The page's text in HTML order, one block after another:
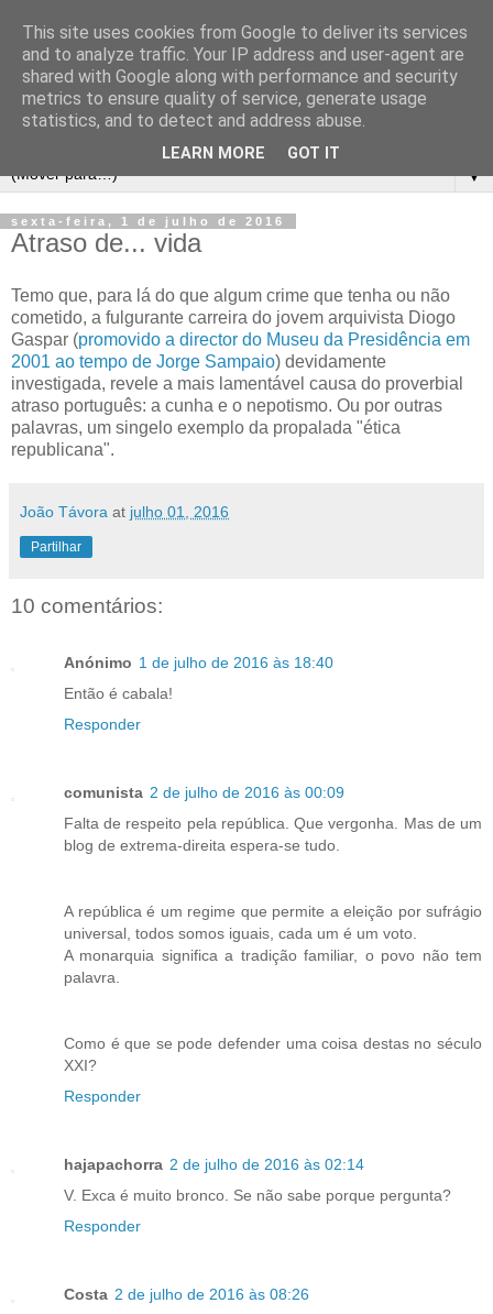
▼
sexta-feira, 1 de julho de 2016
Atraso de... vida
Temo que, para lá do que algum crime que tenha ou não
cometido, a fulgurante carreira do jovem arquivista Diogo
Gaspar (promovido a director do Museu da Presidência em
2001 ao tempo de Jorge Sampaio) devidamente
investigada, revele a mais lamentável causa do proverbial
atraso português: a cunha e o nepotismo. Ou por outras
palavras, um singelo exemplo da propalada "ética
republicana".
João Távora at julho 01, 2016
Partilhar
10 comentários:
Anónimo 1 de julho de 2016 às 18:40
Então é cabala!
Responder
comunista 2 de julho de 2016 às 00:09
Falta de respeito pela república. Que vergonha. Mas de um
blog de extrema-direita espera-se tudo.
A república é um regime que permite a eleição por sufrágio
universal, todos somos iguais, cada um é um voto.
A monarquia significa a tradição familiar, o povo não tem
palavra.
Como é que se pode defender uma coisa destas no século
XXI?
Responder
hajapachorra 2 de julho de 2016 às 02:14
V. Exca é muito bronco. Se não sabe porque pergunta?
Responder
Costa 2 de julho de 2016 às 08:26
This site uses cookies from Google to deliver its services
and to analyze traffic. Your IP address and user-agent are
shared with Google along with performance and security
metrics to ensure quality of service, generate usage
statistics, and to detect and address abuse.
LEARN MORE GOT IT